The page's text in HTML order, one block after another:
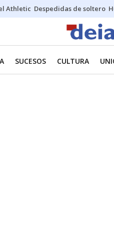
Athletic Despedidas de soltero
SUCESOS CULTURA